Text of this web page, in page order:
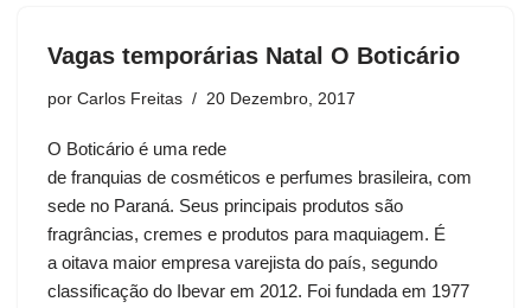
Vagas temporárias Natal O Boticário
por Carlos Freitas 20 Dezembro, 2017
O Boticário é uma rede
de franquias de cosméticos e perfumes brasileira, com
sede no Paraná. Seus principais produtos são
fragrâncias, cremes e produtos para maquiagem. É
a oitava maior empresa varejista do país, segundo
classificação do Ibevar em 2012. Foi fundada em 1977